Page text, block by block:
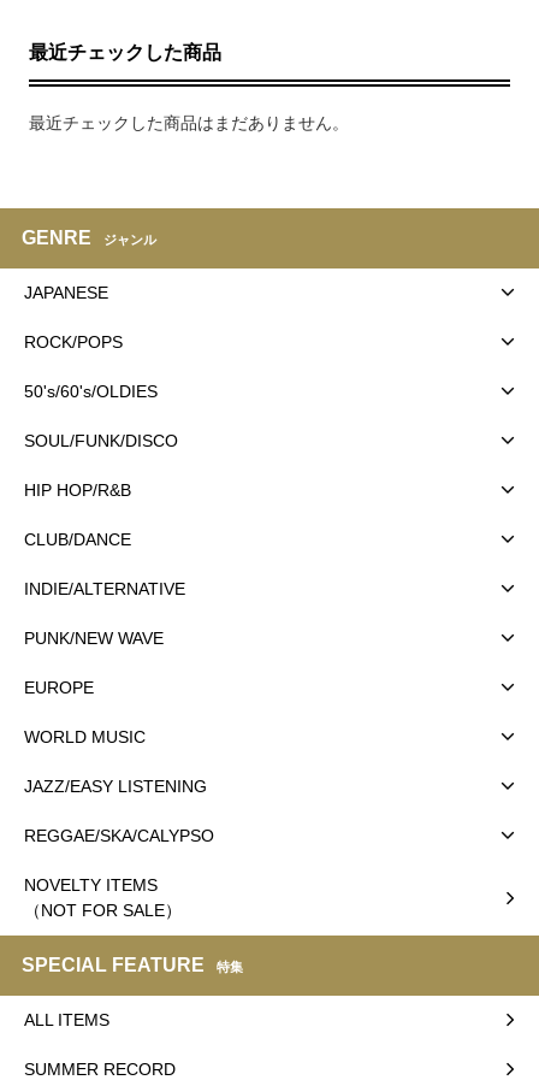
最近チェックした商品
最近チェックした商品はまだありません。
GENRE ジャンル
JAPANESE
ROCK/POPS
50's/60's/OLDIES
SOUL/FUNK/DISCO
HIP HOP/R&B
CLUB/DANCE
INDIE/ALTERNATIVE
PUNK/NEW WAVE
EUROPE
WORLD MUSIC
JAZZ/EASY LISTENING
REGGAE/SKA/CALYPSO
NOVELTY ITEMS
（NOT FOR SALE）
SPECIAL FEATURE 特集
ALL ITEMS
SUMMER RECORD